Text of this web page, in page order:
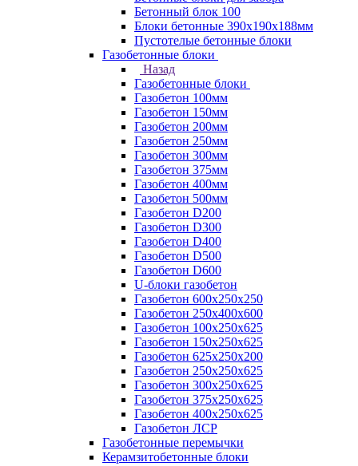
Бетонный блок 100
Блоки бетонные 390х190х188мм
Пустотелые бетонные блоки
Газобетонные блоки
Назад
Газобетонные блоки
Газобетон 100мм
Газобетон 150мм
Газобетон 200мм
Газобетон 250мм
Газобетон 300мм
Газобетон 375мм
Газобетон 400мм
Газобетон 500мм
Газобетон D200
Газобетон D300
Газобетон D400
Газобетон D500
Газобетон D600
U-блоки газобетон
Газобетон 600x250x250
Газобетон 250x400x600
Газобетон 100х250х625
Газобетон 150х250х625
Газобетон 625х250х200
Газобетон 250х250х625
Газобетон 300х250х625
Газобетон 375х250х625
Газобетон 400х250х625
Газобетон ЛСР
Газобетонные перемычки
Керамзитобетонные блоки